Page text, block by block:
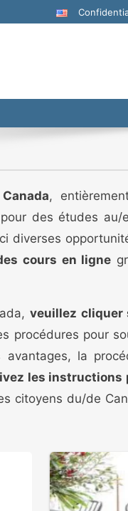
,
des études au/
diverses
cours en ligne
veuillez cliquer
procédures pour
la
les instructions
citoyens du/de